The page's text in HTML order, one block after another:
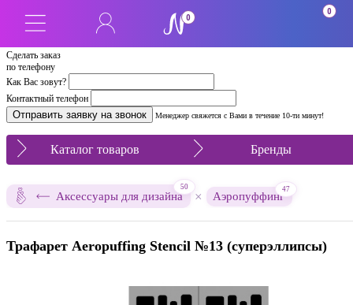
Сделать заказ
по телефону
Как Вас зовут?
Контактный телефон
Менеджер свяжется с Вами в течение 10-ти минут!
0
0
Каталог товаров Бренды
Аксессуары для дизайна
50
× Аэропуффинг
47
Трафарет Aeropuffing Stencil №13 (суперэллипсы)